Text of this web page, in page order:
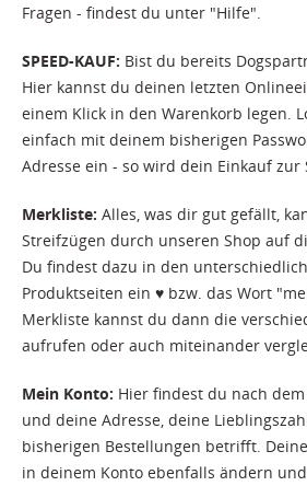
Fragen - findest du unter "Hilfe".
SPEED-KAUF: Bist du bereits
Hier kannst du deinen letzten
einem Klick in den Warenkorb legen.
einfach mit deinem bisherigen
Adresse ein - so wird dein Einkauf zur
Merkliste: Alles, was dir gut gefällt,
Streifzügen durch unseren Shop auf
Du findest dazu in den
Produktseiten ein ♥ bzw. das Wort
Merkliste kannst du dann die
aufrufen oder auch miteinander
Mein Konto: Hier findest du nach
und deine Adresse, deine
bisherigen Bestellungen betrifft.
in deinem Konto ebenfalls ändern